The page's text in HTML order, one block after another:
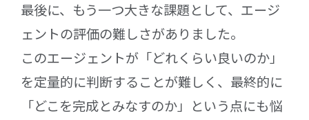
最後に、もう一つ大きな課題として、エージ
ェントの評価の難しさがありました。
このエージェントが「どれくらい良いのか」
を定量的に判断することが難しく、最終的に
「どこを完成とみなすのか」という点にも悩